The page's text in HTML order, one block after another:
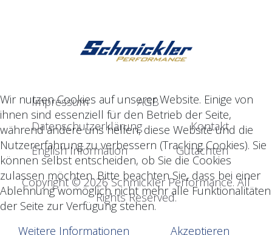
Impressum
AGB
Datenschutzerklärung
Kontakt
English Information
Gutachten
Copyright © 2026 Schmickler Performance. All
Rights Reserved.
Wir nutzen Cookies auf unserer Website. Einige von
ihnen sind essenziell für den Betrieb der Seite,
während andere uns helfen, diese Website und die
Nutzererfahrung zu verbessern (Tracking Cookies). Sie
können selbst entscheiden, ob Sie die Cookies
zulassen möchten. Bitte beachten Sie, dass bei einer
Ablehnung womöglich nicht mehr alle Funktionalitäten
der Seite zur Verfügung stehen.
Weitere Informationen
Akzeptieren